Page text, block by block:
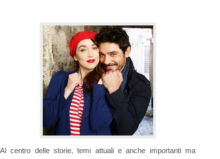
Al centro delle storie, temi attuali e anche importanti ma